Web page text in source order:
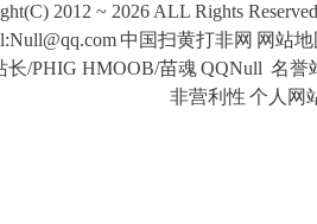
2012 ~ 2026 ALL Rights Reserved
中国扫黄打非网 网站
长/PHIG HMOOB/苗魂QQNull 名誉
非营利性 个人网